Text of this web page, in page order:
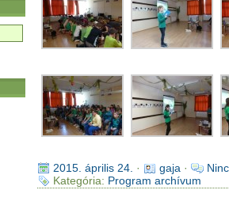
2015. április 24. · gaja ·
Kategória: Program archívum